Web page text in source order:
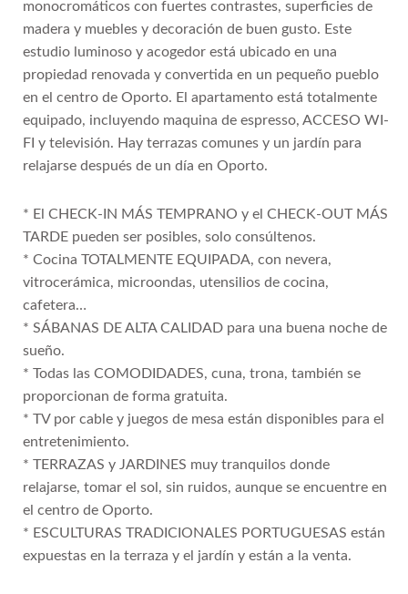
monocromáticos con fuertes contrastes, superficies de
madera y muebles y decoración de buen gusto. Este
estudio luminoso y acogedor está ubicado en una
propiedad renovada y convertida en un pequeño pueblo
en el centro de Oporto. El apartamento está totalmente
equipado, incluyendo maquina de espresso, ACCESO WI-
FI y televisión. Hay terrazas comunes y un jardín para
relajarse después de un día en Oporto.
* El CHECK-IN MÁS TEMPRANO y el CHECK-OUT MÁS
TARDE pueden ser posibles, solo consúltenos.
* Cocina TOTALMENTE EQUIPADA, con nevera,
vitrocerámica, microondas, utensilios de cocina,
cafetera…
* SÁBANAS DE ALTA CALIDAD para una buena noche de
sueño.
* Todas las COMODIDADES, cuna, trona, también se
proporcionan de forma gratuita.
* TV por cable y juegos de mesa están disponibles para el
entretenimiento.
* TERRAZAS y JARDINES muy tranquilos donde
relajarse, tomar el sol, sin ruidos, aunque se encuentre en
el centro de Oporto.
* ESCULTURAS TRADICIONALES PORTUGUESAS están
expuestas en la terraza y el jardín y están a la venta.